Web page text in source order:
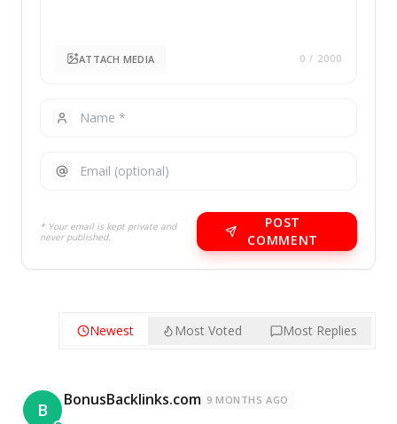
ATTACH MEDIA 0 / 2000
* Your email is kept private and
never published.
POST
COMMENT
Newest Most Voted Most Replies
B BonusBacklinks.com 9 MONTHS AGO